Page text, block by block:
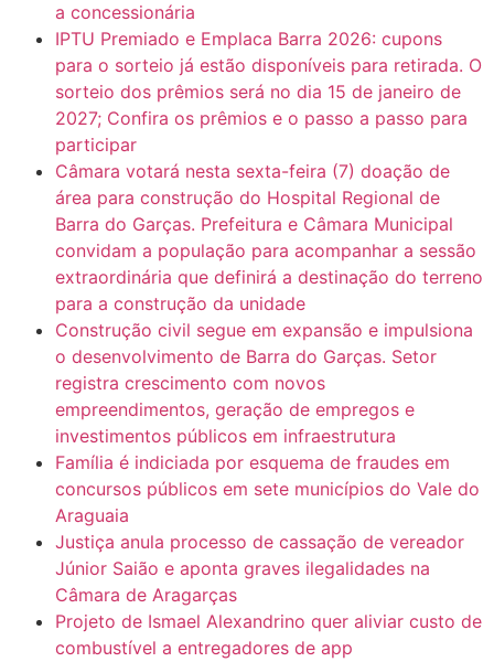
a concessionária
IPTU Premiado e Emplaca Barra 2026: cupons
para o sorteio já estão disponíveis para retirada. O
sorteio dos prêmios será no dia 15 de janeiro de
2027; Confira os prêmios e o passo a passo para
participar
Câmara votará nesta sexta-feira (7) doação de
área para construção do Hospital Regional de
Barra do Garças. Prefeitura e Câmara Municipal
convidam a população para acompanhar a sessão
extraordinária que definirá a destinação do terreno
para a construção da unidade
Construção civil segue em expansão e impulsiona
o desenvolvimento de Barra do Garças. Setor
registra crescimento com novos
empreendimentos, geração de empregos e
investimentos públicos em infraestrutura
Família é indiciada por esquema de fraudes em
concursos públicos em sete municípios do Vale do
Araguaia
Justiça anula processo de cassação de vereador
Júnior Saião e aponta graves ilegalidades na
Câmara de Aragarças
Projeto de Ismael Alexandrino quer aliviar custo de
combustível a entregadores de app